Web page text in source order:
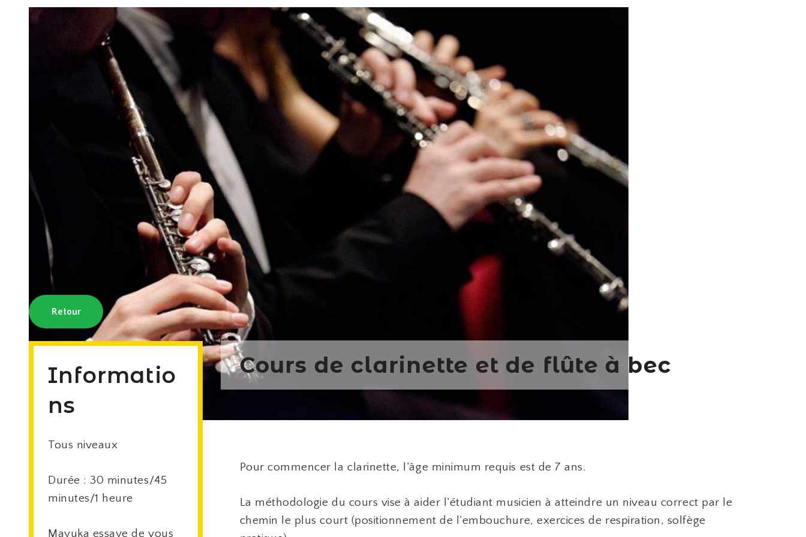
Retour
Informatio
ns
Tous niveaux
Durée : 30 minutes/45
minutes/1 heure
Mayuka essaye de vous
Cours de clarinette et de flûte à bec
Pour commencer la clarinette, l’âge minimum requis est de 7 ans.
La méthodologie du cours vise à aider l’étudiant musicien à atteindre un niveau correct par le
chemin le plus court (positionnement de l’embouchure, exercices de respiration, solfège